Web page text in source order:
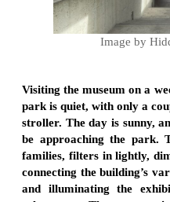
Image by
Visiting the museum on a
park is quiet, with only a
stroller. The day is sunny,
be approaching the park.
families, filters in lightly,
connecting the building’s
and illuminating the